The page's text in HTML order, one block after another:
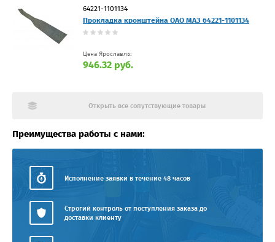
64221-1101134
Прокладка кронштейна ОАО МАЗ 64221-1101134
Цена Ярославль:
946.32 руб.
Открыть все сопутствующие товары
Преимущества работы с нами:
Исполнение заявки в течение 48 часов
Строгий контроль от поступления заказа до
доставки клиенту